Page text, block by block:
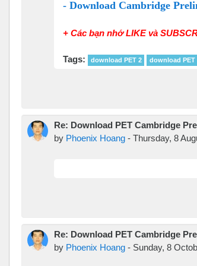
- Download Cambridge
+ Các bạn nhớ LIKE và
Tags: download PET 2 download PET
Re: Download PET Cambridge
by Phoenix Hoang - Thursday, 8
Re: Download PET Cambridge
by Phoenix Hoang - Sunday, 8